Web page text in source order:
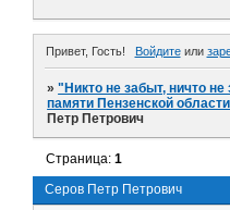
Привет, Гость! Войдитеили
»"Никто не забыт, ничто
памяти Пензенской
Петр Петрович
Серов Петр Петрович
Страница:1